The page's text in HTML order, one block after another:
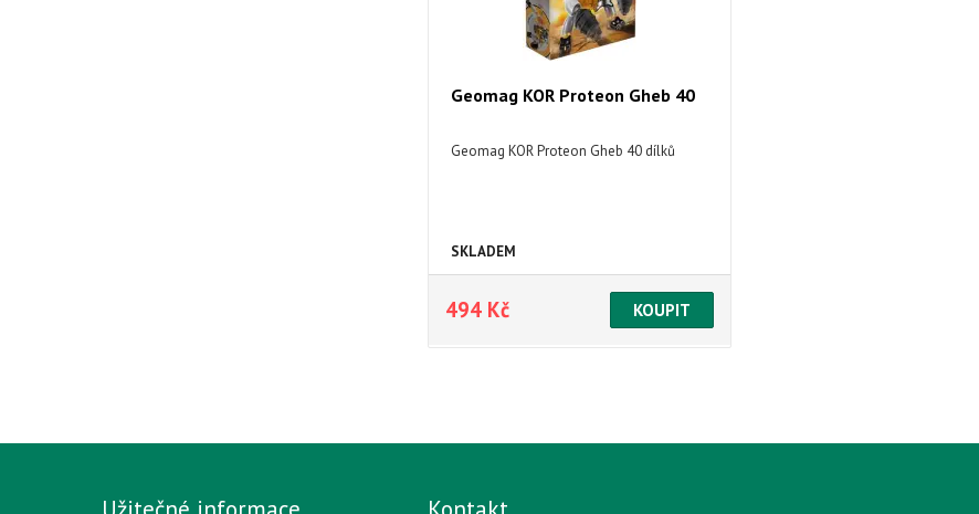
Geomag KOR Proteon Gheb 40
Geomag KOR Proteon Gheb 40 dílků
SKLADEM
494 Kč